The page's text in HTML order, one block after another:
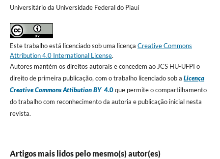
Universitário da Universidade Federal do Piauí
Este trabalho está licenciado sob uma licença Creative Commons
Attribution 4.0 International License.
Autores mantém os direitos autorais e concedem ao JCS HU-UFPI o
direito de primeira publicação, com o trabalho licenciado sob a Licença
Creative Commons Attibution BY4.0que permite o compartilhamento
do trabalho com reconhecimento da autoria e publicação inicial nesta
revista.
Artigos mais lidos pelo mesmo(s) autor(es)